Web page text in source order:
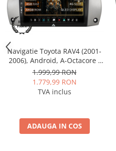
Navigatie Toyota RAV4 (2001-
2006), Android, A-Octacore /
4GB RAM + 64GB ROM, 9 Inch
- AD-BGA9004+AD-BGRKIT109
1.999,99 RON
1.779,99 RON
TVA inclus
ADAUGA IN COS